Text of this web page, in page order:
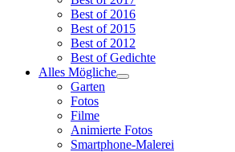
Best of 2016
Best of 2015
Best of 2012
Best of Gedichte
Alles Mögliche
Garten
Fotos
Filme
Animierte Fotos
Smartphone-Malerei